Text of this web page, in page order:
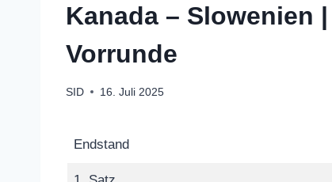
Kanada – Slowenien
Vorrunde
SID 16. Juli 2025
Endstand